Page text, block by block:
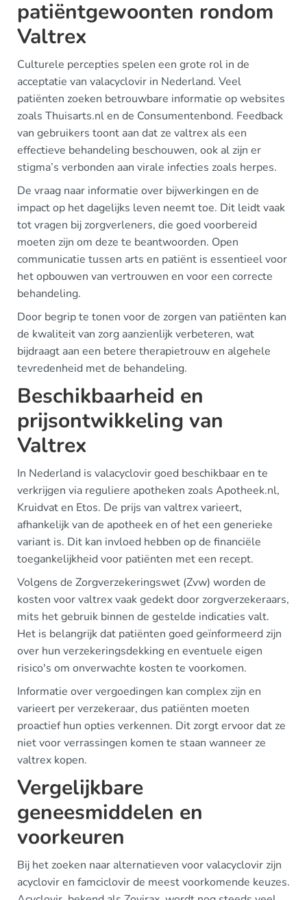
patiëntgewoonten rondom
Valtrex
Culturele percepties spelen een grote rol in de
acceptatie van valacyclovir in Nederland. Veel
patiënten zoeken betrouwbare informatie op websites
zoals Thuisarts.nl en de Consumentenbond. Feedback
van gebruikers toont aan dat ze valtrex als een
effectieve behandeling beschouwen, ook al zijn er
stigma’s verbonden aan virale infecties zoals herpes.
De vraag naar informatie over bijwerkingen en de
impact op het dagelijks leven neemt toe. Dit leidt vaak
tot vragen bij zorgverleners, die goed voorbereid
moeten zijn om deze te beantwoorden. Open
communicatie tussen arts en patiënt is essentieel voor
het opbouwen van vertrouwen en voor een correcte
behandeling.
Door begrip te tonen voor de zorgen van patiënten kan
de kwaliteit van zorg aanzienlijk verbeteren, wat
bijdraagt aan een betere therapietrouw en algehele
tevredenheid met de behandeling.
Beschikbaarheid en
prijsontwikkeling van
Valtrex
In Nederland is valacyclovir goed beschikbaar en te
verkrijgen via reguliere apotheken zoals Apotheek.nl,
Kruidvat en Etos. De prijs van valtrex varieert,
afhankelijk van de apotheek en of het een generieke
variant is. Dit kan invloed hebben op de financiële
toegankelijkheid voor patiënten met een recept.
Volgens de Zorgverzekeringswet (Zvw) worden de
kosten voor valtrex vaak gedekt door zorgverzekeraars,
mits het gebruik binnen de gestelde indicaties valt.
Het is belangrijk dat patiënten goed geïnformeerd zijn
over hun verzekeringsdekking en eventuele eigen
risico's om onverwachte kosten te voorkomen.
Informatie over vergoedingen kan complex zijn en
varieert per verzekeraar, dus patiënten moeten
proactief hun opties verkennen. Dit zorgt ervoor dat ze
niet voor verrassingen komen te staan wanneer ze
valtrex kopen.
Vergelijkbare
geneesmiddelen en
voorkeuren
Bij het zoeken naar alternatieven voor valacyclovir zijn
acyclovir en famciclovir de meest voorkomende keuzes.